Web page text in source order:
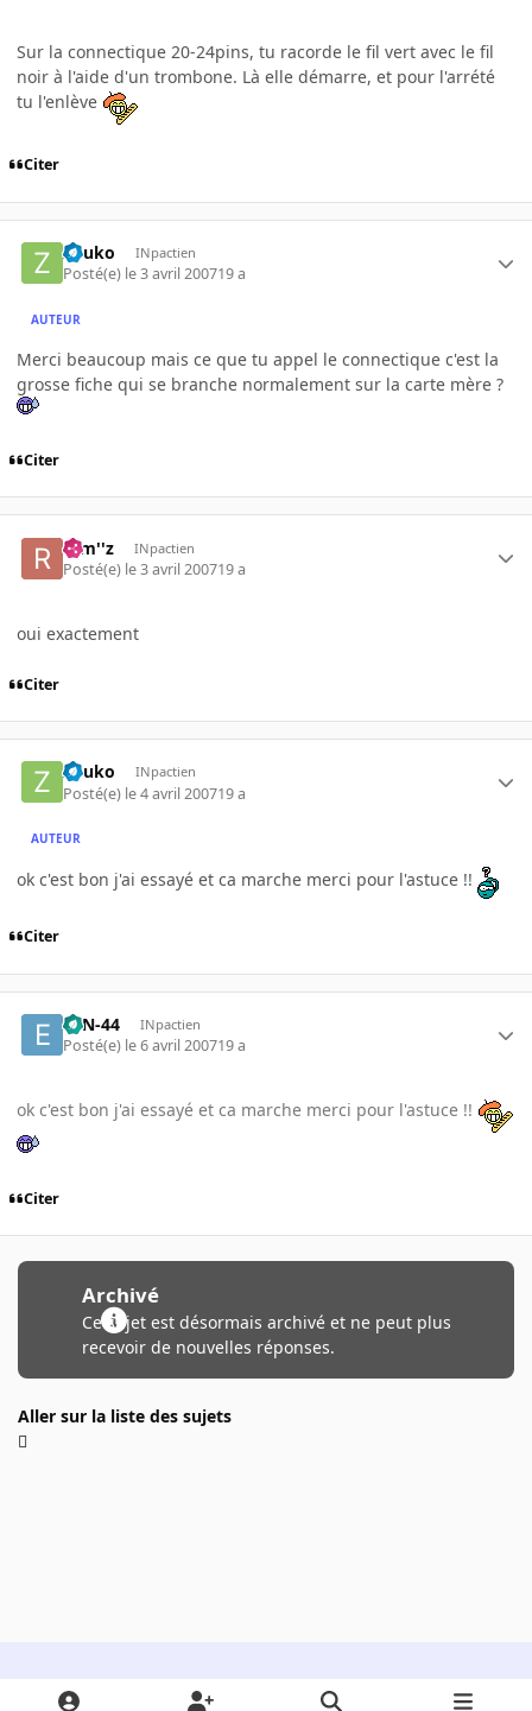
Sur la connectique 20-24pins, tu racorde le fil vert avec le fil
noir à l'aide d'un trombone. Là elle démarre, et pour l'arrété
tu l'enlève
Citer
Zouko INpactien
Posté(e) le 3 avril 200719 a
AUTEUR
Merci beaucoup mais ce que tu appel le connectique c'est la
grosse fiche qui se branche normalement sur la carte mère ?
Citer
rem''z INpactien
Posté(e) le 3 avril 200719 a
oui exactement
Citer
Zouko INpactien
Posté(e) le 4 avril 200719 a
AUTEUR
ok c'est bon j'ai essayé et ca marche merci pour l'astuce !!
Citer
ETN-44 INpactien
Posté(e) le 6 avril 200719 a
ok c'est bon j'ai essayé et ca marche merci pour l'astuce !!
Citer
Archivé
Ce sujet est désormais archivé et ne peut plus
recevoir de nouvelles réponses.
Aller sur la liste des sujets